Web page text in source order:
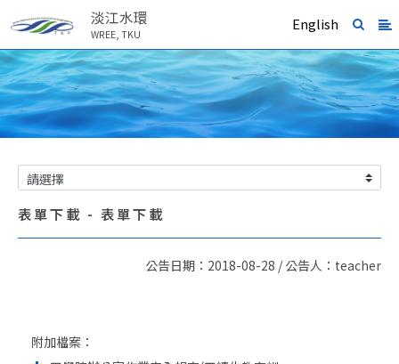
淡江水環
WREE, TKU
English
表單下載 - 表單下載
公告日期：2018-08-28 / 公告人：teacher
附加檔案：